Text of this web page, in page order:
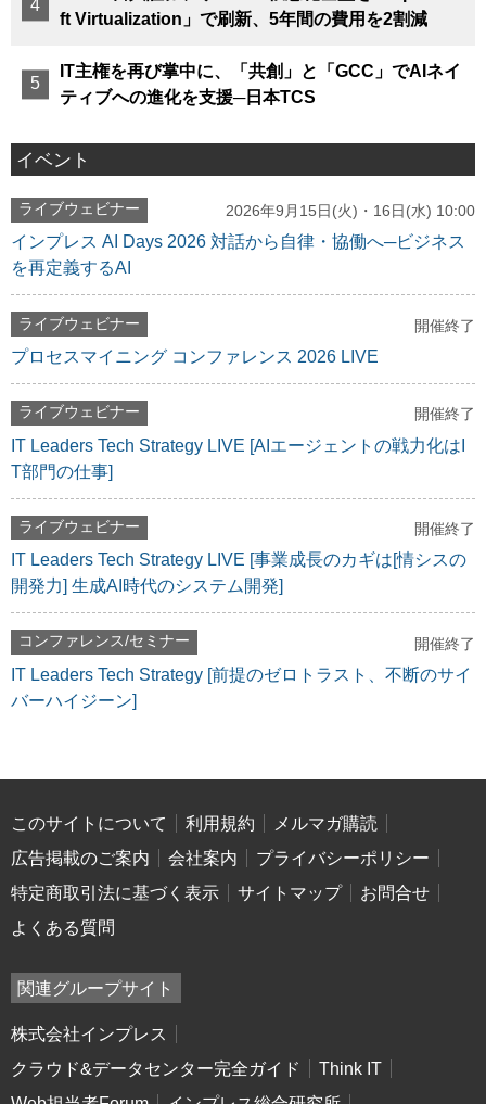
ft Virtualization」で刷新、5年間の費用を2割減
IT主権を再び掌中に、「共創」と「GCC」でAIネイ
ティブへの進化を支援─日本TCS
イベント
ライブウェビナー 2026年9月15日(火)・16日(水) 10:00
インプレス AI Days 2026 対話から自律・協働へ─ビジネス
を再定義するAI
ライブウェビナー 開催終了
プロセスマイニング コンファレンス 2026 LIVE
ライブウェビナー 開催終了
IT Leaders Tech Strategy LIVE [AIエージェントの戦力化はI
T部門の仕事]
ライブウェビナー 開催終了
IT Leaders Tech Strategy LIVE [事業成長のカギは[情シスの
開発力] 生成AI時代のシステム開発]
コンファレンス/セミナー 開催終了
IT Leaders Tech Strategy [前提のゼロトラスト、不断のサイ
バーハイジーン]
このサイトについて 利用規約
メルマガ購読
広告掲載のご案内
会社案内
プライバシーポリシー
特定商取引法に基づく表示
サイトマップ
お問合せ
よくある質問
関連グループサイト
株式会社インプレス
クラウド&データセンター完全ガイド
Think IT